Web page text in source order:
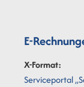
E-
X-Format:
Serviceportal